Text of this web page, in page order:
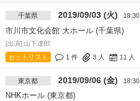
千葉県 2019/09/03 (火) 18:30
市川市文化会館 大ホール (千葉県)
[出演] 山下達郎
セットリスト
1 件 3人 11 人
東京都 2019/09/06 (金) 18:30
NHKホール (東京都)